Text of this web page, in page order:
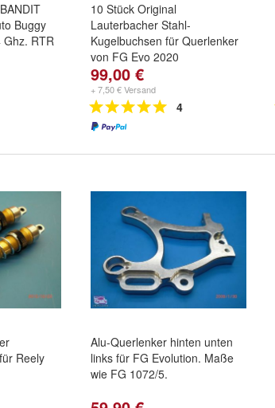
Buggy
Ghz. RTR
10 Stück Original
Lauterbacher Stahl-
Kugelbuchsen für Querlenker
von FG Evo 2020
99,00 €
+ 7,50 € Versand
4
Reely
Alu-Querlenker hinten unten
links für FG Evolution. Maße
wie FG 1072/5.